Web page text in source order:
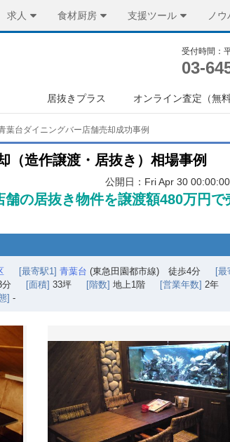
求人 食材厨房 支援ツール ノウ
受付時間：
03-
居抜きプラス オンライン査定（無料
葉台ダイニングバー店舗売却成功事例
造作譲渡・居抜き）相場事例
公開日：Fri Apr 30
の居抜き物件を譲渡額480万円で
[最寄駅1] 青葉台 (東急田園都市線) 徒歩4分
[最
[面積] 33坪 [階数] 地上1階 [営業年数] 2年
] -